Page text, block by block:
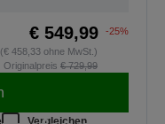
€ 549,99
-25%
458,33 ohne MwSt.)
Originalpreis € 729,99
Vergleichen